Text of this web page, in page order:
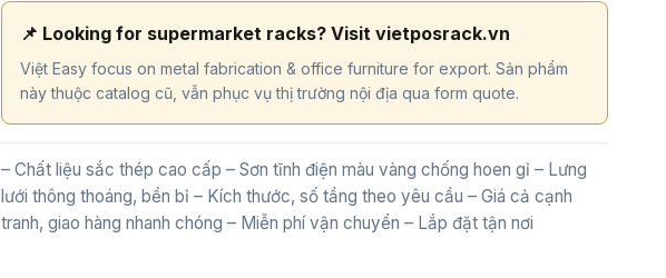
📌 Looking for supermarket racks? Visit vietposrack.vn
Việt Easy focus on metal fabrication & office furniture for export. Sản phẩm
này thuộc catalog cũ, vẫn phục vụ thị trường nội địa qua form quote.
– Chất liệu sắc thép cao cấp – Sơn tĩnh điện màu vàng chống hoen gỉ – Lưng
lưới thông thoáng, bền bỉ – Kích thước, số tầng theo yêu cầu – Giá cả cạnh
tranh, giao hàng nhanh chóng – Miễn phí vận chuyển – Lắp đặt tận nơi